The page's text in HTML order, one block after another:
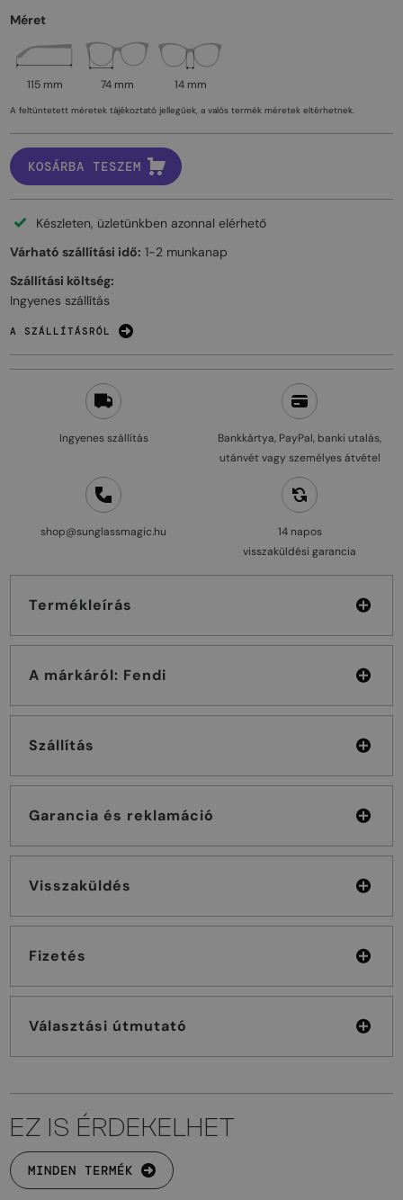
Ingyenes szállítás
Bankkártya, PayPal, banki utalás,
utánvét vagy személyes átvétel
shop@sunglassmagic.hu
14 napos
visszaküldési garancia
Termékleírás
A márkáról: Fendi
Szállítás
Garancia és reklamáció
Visszaküldés
Fizetés
Választási útmutató
Méret
115 mm 74 mm 14 mm
A feltüntetett méretek tájékoztató jellegűek, a valós termék méretek eltérhetnek.
KOSÁRBA TESZEM
Készleten, üzletünkben azonnal elérhető
Várható szállítási idő: 1-2 munkanap
Szállítási költség:
Ingyenes szállítás
A SZÁLLÍTÁSRÓL
EZ IS ÉRDEKELHET
MINDEN TERMÉK